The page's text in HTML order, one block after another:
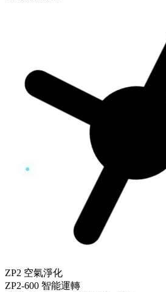
ZP2 空氣淨化
ZP2-600 智能運轉